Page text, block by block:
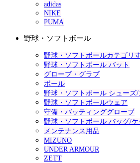
adidas
NIKE
PUMA
野球・ソフトボール
野球・ソフトボールカテゴリ
野球・ソフトボール バット
グローブ・グラブ
ボール
野球・ソフトボール シューズ/
野球・ソフトボールウェア
守備・バッティンググローブ
野球・ソフトボール バッグ/ケ
メンテナンス用品
MIZUNO
UNDER ARMOUR
ZETT